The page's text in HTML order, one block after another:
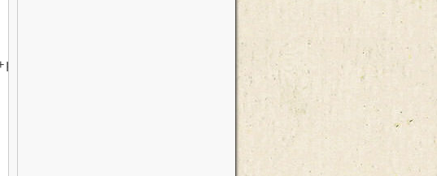
diff("+(p-t)+")");